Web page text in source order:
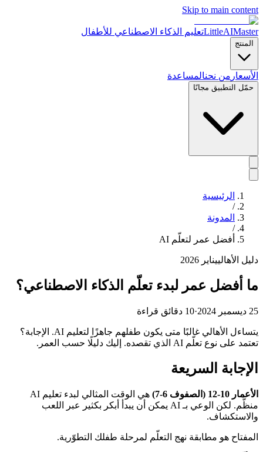
Skip to main content
LittleAIMasterتعليم الذكاء الاصطناعي للأطفال
المنتج
الأسعار من نحنالمساعدة
حمّل التطبيق مجانًا
الرئيسية
/
المدونة
/
أفضل عمر لتعلّم AI
دليل الأهالييناير 2026
ما أفضل عمر لبدء تعلّم الذكاء الاصطناعي؟
25 ديسمبر 2024 ·10 دقائق قراءة
يتساءل الأهالي غالبًا متى يكون طفلهم جاهزًا لتعليم AI. الإجابة؟
تعتمد على نوع تعلّم AI الذي تقصده. إليك دليلًا حسب العمر.
الإجابة السريعة
الأعمار 10-12 (الصفوف 6-7)
هي الوقت المثالي لبدء تعليم AI
منظَّم. لكن الوعي بـ AI يمكن أن يبدأ أبكر بكثير عبر اللعب
والاستكشاف.
المفتاح هو مطابقة نهج التعلّم لمرحلة طفلك التطوّرية.